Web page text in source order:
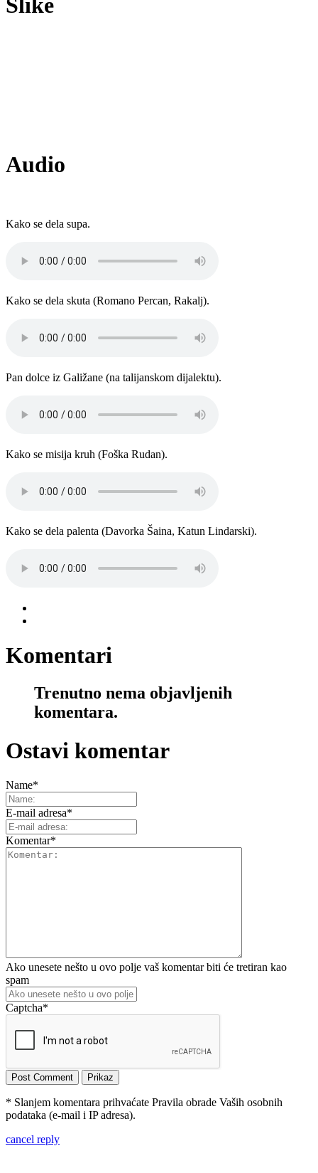
Slike
Audio
Kako se dela supa.
Kako se dela skuta (Romano Percan, Rakalj).
Pan dolce iz Galižane (na talijanskom dijalektu).
Kako se misija kruh (Foška Rudan).
Kako se dela palenta (Davorka Šaina, Katun Lindarski).
Komentari
Trenutno nema objavljenih
komentara.
Ostavi komentar
Name*
E-mail adresa*
Komentar*
Ako unesete nešto u ovo polje vaš komentar biti će tretiran kao
spam
Captcha*
* Slanjem komentara prihvaćate Pravila obrade Vaših osobnih
podataka (e-mail i IP adresa).
cancel reply